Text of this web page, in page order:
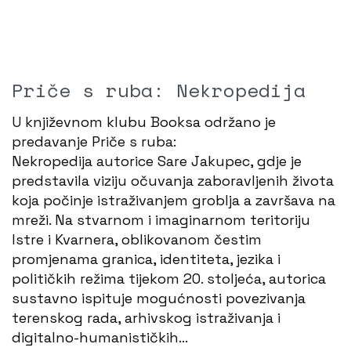
Priče s ruba: Nekropedija
U književnom klubu Booksa održano je
predavanje Priče s ruba:
Nekropedija autorice Sare Jakupec, gdje je
predstavila viziju očuvanja zaboravljenih života
koja počinje istraživanjem groblja a završava na
mreži. Na stvarnom i imaginarnom teritoriju
Istre i Kvarnera, oblikovanom čestim
promjenama granica, identiteta, jezika i
političkih režima tijekom 20. stoljeća, autorica
sustavno ispituje mogućnosti povezivanja
terenskog rada, arhivskog istraživanja i
digitalno-humanističkih…